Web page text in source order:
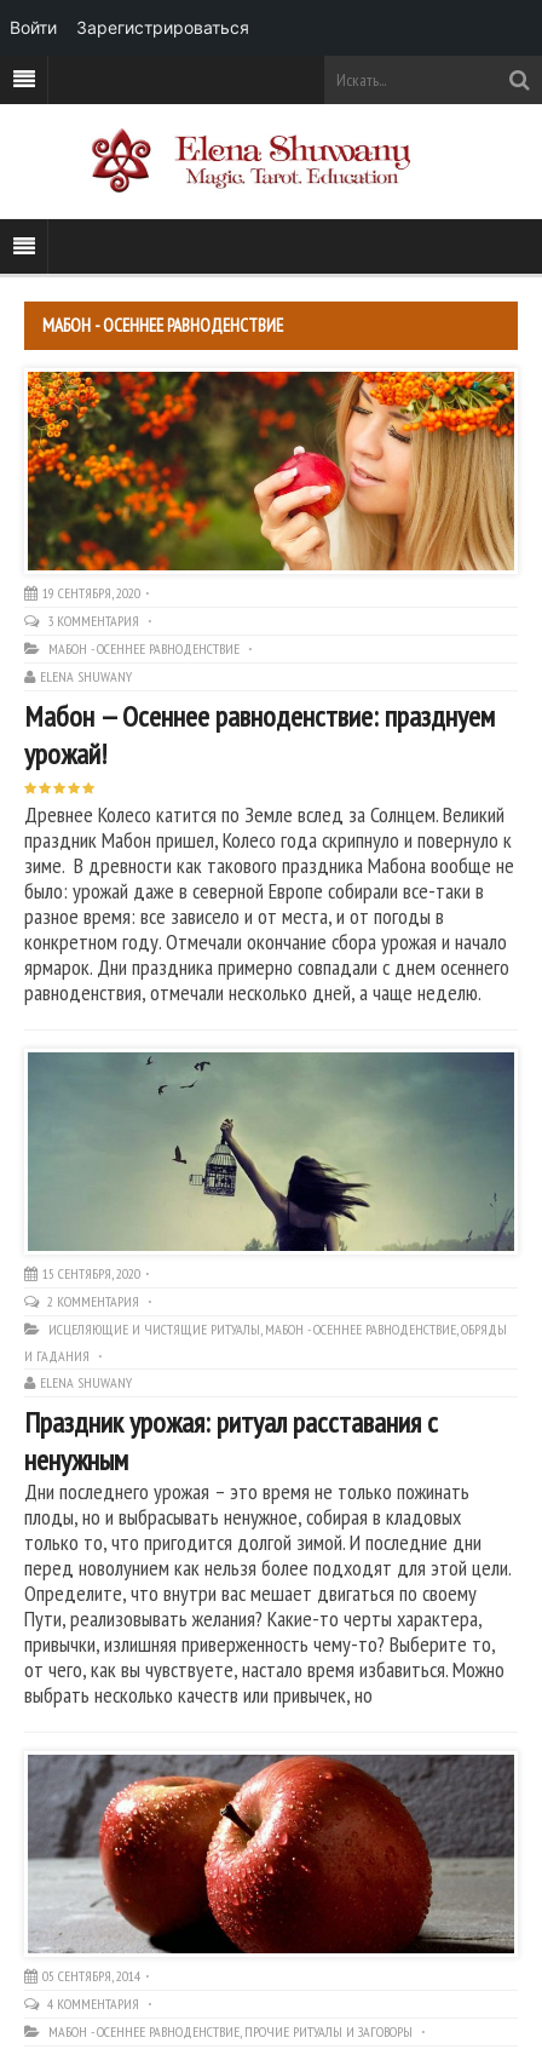
МАБОН - ОСЕННЕЕ РАВНОДЕНСТВИЕ
19 СЕНТЯБРЯ, 2020
3 КОММЕНТАРИЯ
МАБОН - ОСЕННЕЕ РАВНОДЕНСТВИЕ
ELENA SHUWANY
Мабон — Осеннее равноденствие: празднуем
урожай!
Древнее Колесо катится по Земле вслед за Солнцем. Великий
праздник Мабон пришел, Колесо года скрипнуло и повернуло к
зиме. В древности как такового праздника Мабона вообще не
было: урожай даже в северной Европе собирали все-таки в
разное время: все зависело и от места, и от погоды в
конкретном году. Отмечали окончание сбора урожая и начало
ярмарок. Дни праздника примерно совпадали с днем осеннего
равноденствия, отмечали несколько дней, а чаще неделю.
15 СЕНТЯБРЯ, 2020
2 КОММЕНТАРИЯ
ИСЦЕЛЯЮЩИЕ И ЧИСТЯЩИЕ РИТУАЛЫ, МАБОН - ОСЕННЕЕ РАВНОДЕНСТВИЕ,ОБРЯДЫ
И ГАДАНИЯ
ELENA SHUWANY
Праздник урожая: ритуал расставания с
ненужным
Дни последнего урожая – это время не только пожинать
плоды, но и выбрасывать ненужное, собирая в кладовых
только то, что пригодится долгой зимой. И последние дни
перед новолунием как нельзя более подходят для этой цели.
Определите, что внутри вас мешает двигаться по своему
Пути, реализовывать желания? Какие-то черты характера,
привычки, излишняя приверженность чему-то? Выберите то,
от чего, как вы чувствуете, настало время избавиться. Можно
выбрать несколько качеств или привычек, но
05 СЕНТЯБРЯ, 2014
4 КОММЕНТАРИЯ
МАБОН - ОСЕННЕЕ РАВНОДЕНСТВИЕ, ПРОЧИЕ РИТУАЛЫ И ЗАГОВОРЫ
Войти Зарегистрироваться